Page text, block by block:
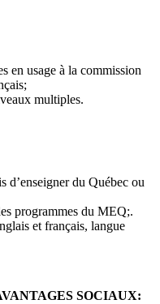
en usage à la commission
multiples.
d’enseigner du Québec ou
programmes du MEQ;.
et français, langue
SOCIAUX: